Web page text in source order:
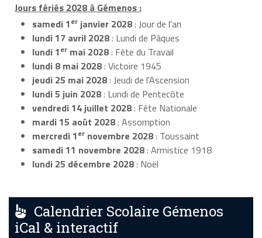
Jours fériés 2028 à Gémenos :
samedi 1er janvier 2028: Jour de l'an
lundi 17 avril 2028: Lundi de Pâques
lundi 1er mai 2028: Fête du Travail
lundi 8 mai 2028: Victoire 1945
jeudi 25 mai 2028: Jeudi de l'Ascension
lundi 5 juin 2028: Lundi de Pentecôte
vendredi 14 juillet 2028: Fête Nationale
mardi 15 août 2028: Assomption
mercredi 1er novembre 2028: Toussaint
samedi 11 novembre 2028: Armistice 1918
lundi 25 décembre 2028: Noël
Calendrier Scolaire Gémenos
iCal & interactif